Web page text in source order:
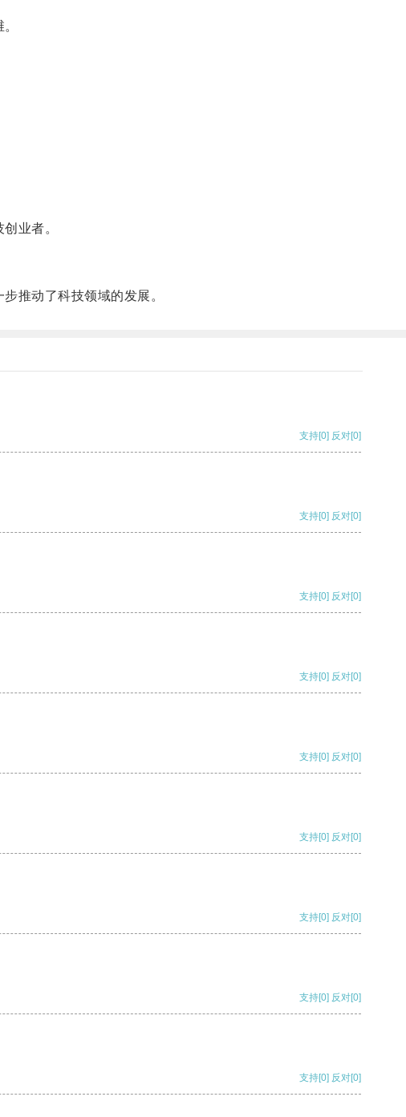
业者。
推动了科技领域的发展。
支持[0] 反对[0]
支持[0] 反对[0]
支持[0] 反对[0]
支持[0] 反对[0]
支持[0] 反对[0]
支持[0] 反对[0]
支持[0] 反对[0]
支持[0] 反对[0]
支持[0] 反对[0]